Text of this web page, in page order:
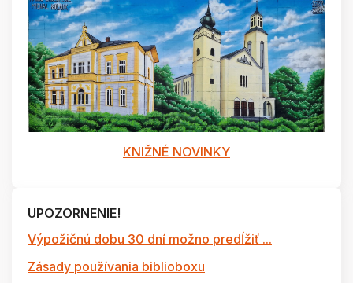
KNIŽNÉ NOVINKY
UPOZORNENIE!
Výpožičnú dobu 30 dní možno predĺžiť ...
Zásady používania biblioboxu